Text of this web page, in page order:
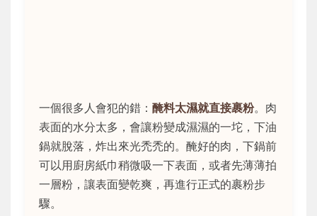
一個很多人會犯的錯： 醃料太濕就直接裹粉。肉
表面的水分太多，會讓粉變成濕濕的一坨，下油
鍋就脫落，炸出來光禿禿的。醃好的肉，下鍋前
可以用廚房紙巾稍微吸一下表面，或者先薄薄拍
一層粉，讓表面變乾爽，再進行正式的裹粉步
驟。